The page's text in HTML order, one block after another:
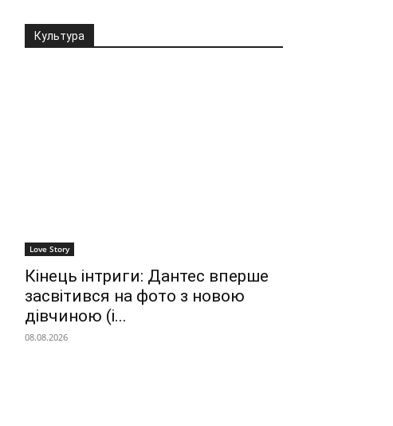
Культура
Love Story
Кінець інтриги: Дантес вперше
засвітився на фото з новою
дівчиною (і...
08.08.2026